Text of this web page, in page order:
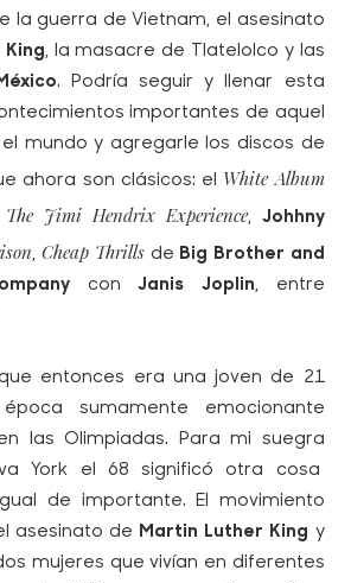
la guerra de Vietnam, el asesinato
King, la masacre de Tlatelolco y las
. Podría seguir y llenar esta
importantes de aquel
mundo y agregarle los discos de
ahora son clásicos: el White Album
The Jimi Hendrix Experience, Johhny
,Cheap Thrillsde Big Brother and
conJanis Joplin, entre
entonces era una joven de 21
sumamente emocionante
las Olimpiadas. Para mi suegra
York el 68 significó otra cosa
de importante. El movimiento
asesinato de
Martin Luther King y
mujeres que vivían en diferentes